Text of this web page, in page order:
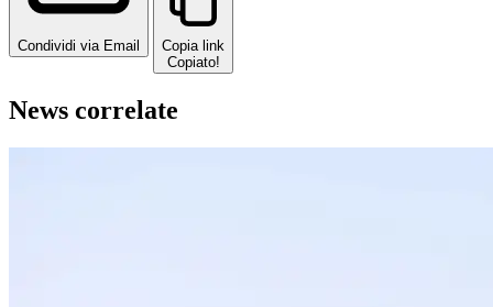
Condividi via Email
Copia link
Copiato!
News correlate